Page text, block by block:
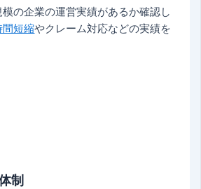
の企業の運営実績があるか確認し
間短縮やクレーム対応などの実績を
制